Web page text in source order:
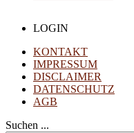
LOGIN
KONTAKT
IMPRESSUM
DISCLAIMER
DATENSCHUTZ
AGB
Suchen ...